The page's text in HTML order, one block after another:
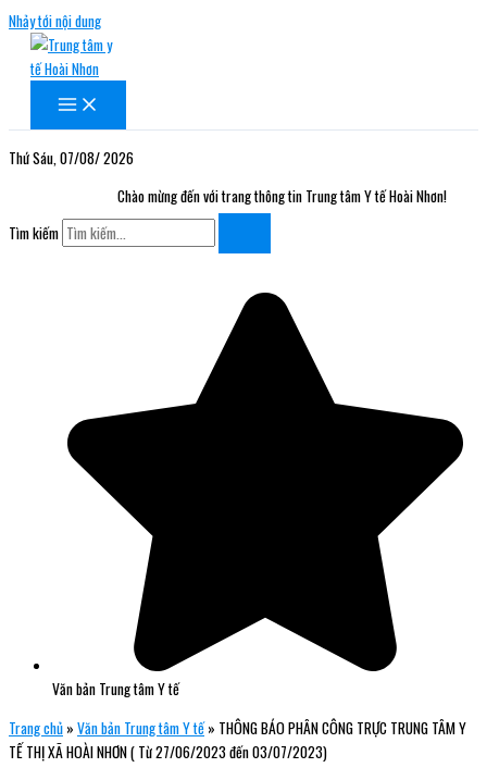
Nhảy tới nội dung
Thứ Sáu, 07/08/ 2026
Chào mừng đến với trang thông tin Trung tâm Y tế Hoài Nhơn!
Tìm kiếm
Văn bản Trung tâm Y tế
Trang chủ » Văn bản Trung tâm Y tế» THÔNG BÁO PHÂN CÔNG TRỰC TRUNG TÂM Y
TẾ THỊ XÃ HOÀI NHƠN ( Từ 27/06/2023 đến 03/07/2023)